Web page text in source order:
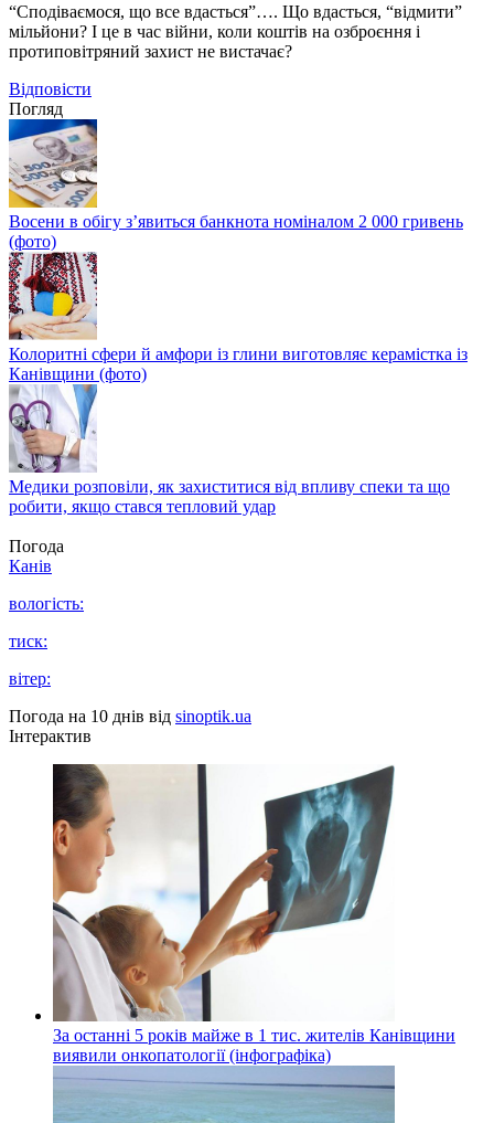
“Сподіваємося, що все вдасться”…. Що вдасться, “відмити”
мільйони? І це в час війни, коли коштів на озброєння і
протиповітряний захист не вистачає?
Відповіcти
Погляд
Восени в обігу з’явиться банкнота номіналом 2 000 гривень
(фото)
Колоритні сфери й амфори із глини виготовляє керамістка із
Канівщини (фото)
Медики розповіли, як захиститися від впливу спеки та що
робити, якщо стався тепловий удар
Погода
Канів
вологість:
тиск:
вітер:
Погода на 10 днів від sinoptik.ua
Інтерактив
За останні 5 років майже в 1 тис. жителів Канівщини
виявили онкопатології (інфографіка)